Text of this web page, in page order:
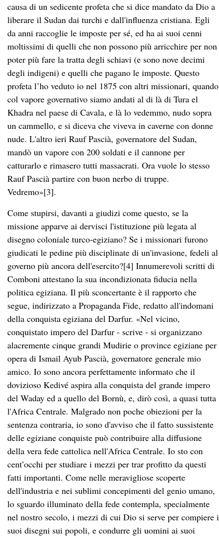
causa di un sedicente profeta che si dice mandato da Dio a
liberare il Sudan dai turchi e dall'influenza cristiana. Egli
da anni raccoglie le imposte per sé, ed ha ai suoi cenni
moltissimi di quelli che non possono più arricchire per non
poter più fare la tratta degli schiavi (e sono nove decimi
degli indigeni) e quelli che pagano le imposte. Questo
profeta l’ho veduto io nel 1875 con altri missionari, quando
col vapore governativo siamo andati al di là di Tura el
Khadra nel paese di Cavala, e là lo vedemmo, nudo sopra
un cammello, e si diceva che viveva in caverne con donne
nude. L'altro ieri Rauf Pascià, governatore del Sudan,
mandò un vapore con 200 soldati e il cannone per
catturarlo e rimasero tutti massacrati. Ora vuole lo stesso
Rauf Pascià partire con buon nerbo di truppe.
Vedremo»[3].
Come stupirsi, davanti a giudizi come questo, se la
missione apparve ai dervisci l'istituzione più legata al
disegno coloniale turco-egiziano? Se i missionari furono
giudicati le pedine più disciplinate di un'invasione, fedeli al
governo più ancora dell'esercito?[4] Innumerevoli scritti di
Comboni attestano la sua incondizionata fiducia nella
politica egiziana. Il più sconcertante è il rapporto che
segue, indirizzato a Propaganda Fide, redatto all'indomani
della conquista egiziana del Darfur. «Nel vicino,
conquistato impero del Darfur - scrive - si organizzano
alacremente cinque grandi Mudirie o province egiziane per
opera di Ismail Ayub Pascià, governatore generale mio
amico. Io sono ancora perfettamente informato che il
dovizioso Kedivé aspira alla conquista del grande impero
del Waday ed a quello del Bornù, e, dirò così, a quasi tutta
l'Africa Centrale. Malgrado non poche obiezioni per la
sentenza contraria, io sono d'avviso che il fatto sussistente
delle egiziane conquiste può contribuire alla diffusione
della vera fede cattolica nell'Africa Centrale. Io sto con
cent’occhi per studiare i mezzi per trar profitto da questi
fatti importanti. Come nelle meravigliose scoperte
dell'industria e nei sublimi concepimenti del genio umano,
lo sguardo illuminato della fede contempla, specialmente
nel nostro secolo, i mezzi di cui Dio si serve per compiere i
suoi disegni sui popoli, e condurre gli uomini ai suoi